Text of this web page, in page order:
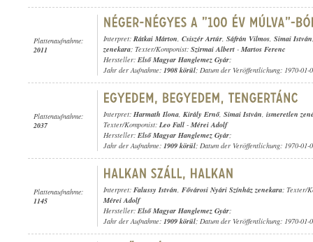
Plattenaufnahme:
2011
Interpret: Rátkai Márton, Csiszér Artúr, Sáfrán Vilmos, Simai István
zenekara; Texter/Komponist: Szirmai Albert - Martos Ferenc
Hersteller: Első Magyar Hanglemez Gyár;
Jahr der Aufnahme: 1908 körül; Datum der Veröffentlichung: 1970-01-
Plattenaufnahme:
2037
Interpret: Harmath Ilona, Király Ernő, Simai István, ismeretlen
Texter/Komponist: Leo Fall - Mérei Adolf
Hersteller: Első Magyar Hanglemez Gyár;
Jahr der Aufnahme: 1909 körül; Datum der Veröffentlichung: 1970-01-
Plattenaufnahme:
1145
Interpret: Falussy István, Fővárosi Nyári Színház zenekara; Texter/
Mérei Adolf
Hersteller: Első Magyar Hanglemez Gyár;
Jahr der Aufnahme: 1909 körül; Datum der Veröffentlichung: 1970-01-